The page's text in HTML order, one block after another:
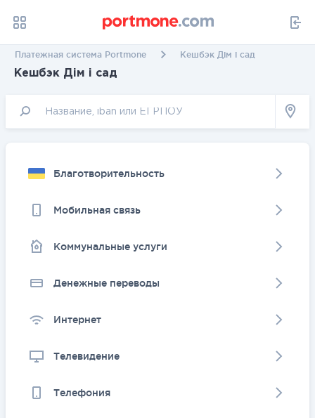
Платежная система Portmone Кешбэк Дім і сад
Кешбэк Дім і сад
Благотворительность
Мобильная связь
Коммунальные услуги
Денежные переводы
Интернет
Телевидение
Телефония